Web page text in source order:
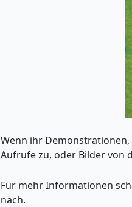
Wenn ihr
Aufrufe zu, oder Bilder von
Für mehr Informationen
nach.